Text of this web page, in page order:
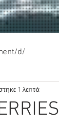
d/
1 λεπτά